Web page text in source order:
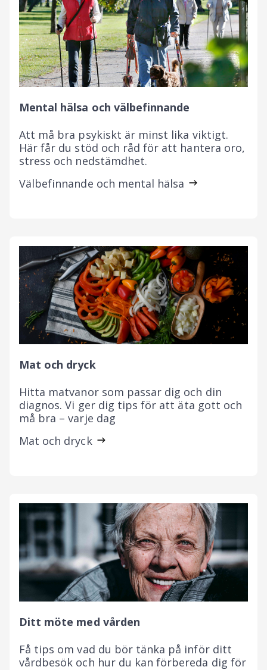
Mental hälsa och välbefinnande
Att må bra psykiskt är minst lika viktigt.
Här får du stöd och råd för att hantera oro,
stress och nedstämdhet.
Välbefinnande och mental hälsa
Mat och dryck
Hitta matvanor som passar dig och din
diagnos. Vi ger dig tips för att äta gott och
må bra – varje dag
Mat och dryck
Ditt möte med vården
Få tips om vad du bör tänka på inför ditt
vårdbesök och hur du kan förbereda dig för